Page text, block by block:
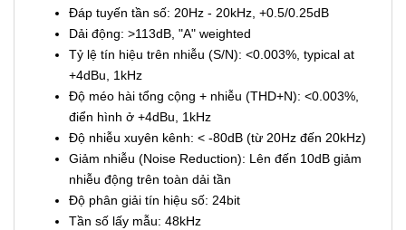
Đáp tuyến tần số: 20Hz - 20kHz, +0.5/0.25dB
Dải động: >113dB, "A" weighted
Tỷ lệ tín hiệu trên nhiễu (S/N): <0.003%, typical at
+4dBu, 1kHz
Độ méo hài tổng cộng + nhiễu (THD+N): <0.003%,
điển hình ở +4dBu, 1kHz
Độ nhiễu xuyên kênh: < -80dB (từ 20Hz đến 20kHz)
Giảm nhiễu (Noise Reduction): Lên đến 10dB giảm
nhiễu động trên toàn dải tần
Độ phân giải tín hiệu số: 24bit
Tần số lấy mẫu: 48kHz